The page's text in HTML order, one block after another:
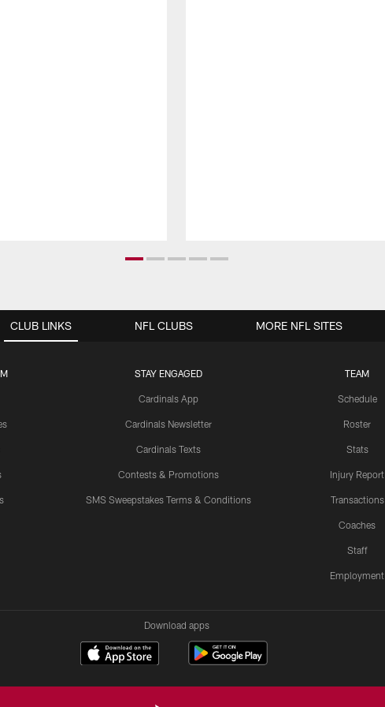
CLUB LINKS
STAY ENGAGED
Cardinals App
Cardinals Newsletter
Cardinals Texts
Contests & Promotions
SMS Sweepstakes Terms & Conditions
TEAM
Schedule
Roster
Stats
Injury Report
Transactions
Coaches
Staff
Employment
NFL CLUBS MORE NFL SITES
Download apps